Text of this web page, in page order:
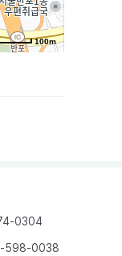
100m
0304
598-0038